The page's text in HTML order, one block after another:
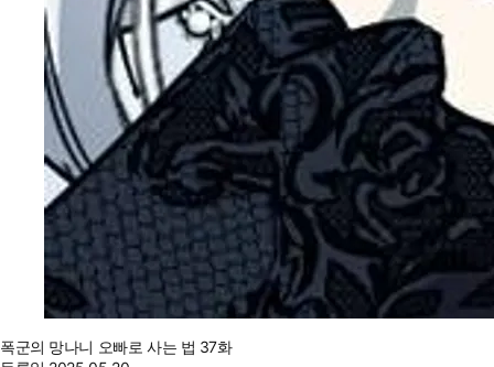
폭군의 망나니 오빠로 사는 법 37화